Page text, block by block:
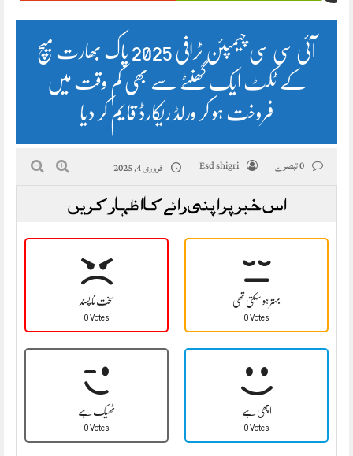
آئی سی سی چیمپئن ٹرافی 2025 پاک بھارت میچ
کے ٹکٹ ایک گھنٹے سے بھی کم وقت میں
فروخت ہو کر ورلڈ ریکارڈ قایم کر دیا
Esd shigri فروری 4, 2025
اس خبر پر اپنی رائے کا اظہار کریں
سخت نا پسند
0 Votes
بہتر ہو سکتی تھی
0 Votes
ٹھیک ہے
0 Votes
اچھی ہے
0 Votes